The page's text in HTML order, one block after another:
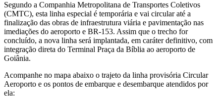
Segundo a Companhia Metropolitana de Transportes Coletivos
(CMTC), esta linha especial é temporária e vai circular até a
finalização das obras de infraestrutura viária e pavimentação nas
imediações do aeroporto e BR-153. Assim que o trecho for
concluído, a nova linha será implantada, em caráter definitivo, com
integração direta do Terminal Praça da Bíblia ao aeroporto de
Goiânia.
Acompanhe no mapa abaixo o trajeto da linha provisória Circular
Aeroporto e os pontos de embarque e desembarque atendidos por
ela: